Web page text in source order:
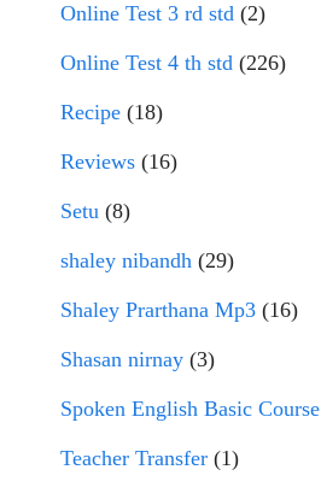
Online Test 3 rd std (2)
Online Test 4 th std (226)
Recipe (18)
Reviews (16)
Setu (8)
shaley nibandh (29)
Shaley Prarthana Mp3 (16)
Shasan nirnay (3)
Spoken English Basic Course
Teacher Transfer (1)